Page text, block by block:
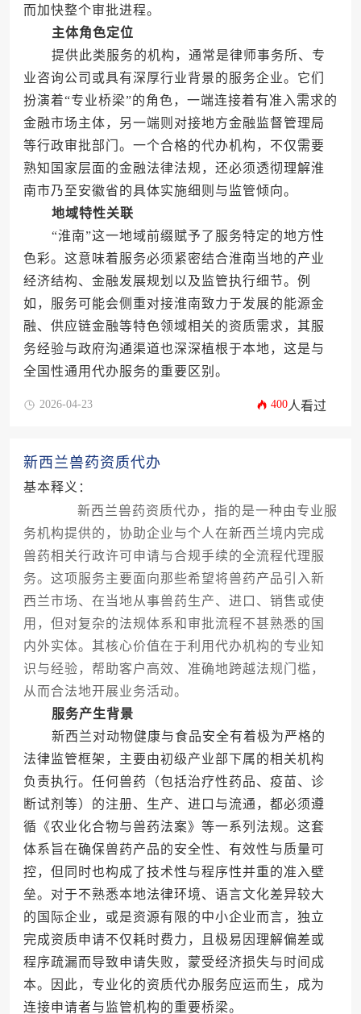
而加快整个审批进程。
主体角色定位
提供此类服务的机构，通常是律师事务所、专
业咨询公司或具有深厚行业背景的服务企业。它们
扮演着“专业桥梁”的角色，一端连接着有准入需求的
金融市场主体，另一端则对接地方金融监督管理局
等行政审批部门。一个合格的代办机构，不仅需要
熟知国家层面的金融法律法规，还必须透彻理解淮
南市乃至安徽省的具体实施细则与监管倾向。
地域特性关联
“淮南”这一地域前缀赋予了服务特定的地方性
色彩。这意味着服务必须紧密结合淮南当地的产业
经济结构、金融发展规划以及监管执行细节。例
如，服务可能会侧重对接淮南致力于发展的能源金
融、供应链金融等特色领域相关的资质需求，其服
务经验与政府沟通渠道也深深植根于本地，这是与
全国性通用代办服务的重要区别。
2026-04-23 400人看过
新西兰兽药资质代办
基本释义：
新西兰兽药资质代办，指的是一种由专业服
务机构提供的，协助企业与个人在新西兰境内完成
兽药相关行政许可申请与合规手续的全流程代理服
务。这项服务主要面向那些希望将兽药产品引入新
西兰市场、在当地从事兽药生产、进口、销售或使
用，但对复杂的法规体系和审批流程不甚熟悉的国
内外实体。其核心价值在于利用代办机构的专业知
识与经验，帮助客户高效、准确地跨越法规门槛，
从而合法地开展业务活动。
服务产生背景
新西兰对动物健康与食品安全有着极为严格的
法律监管框架，主要由初级产业部下属的相关机构
负责执行。任何兽药（包括治疗性药品、疫苗、诊
断试剂等）的注册、生产、进口与流通，都必须遵
循《农业化合物与兽药法案》等一系列法规。这套
体系旨在确保兽药产品的安全性、有效性与质量可
控，但同时也构成了技术性与程序性并重的准入壁
垒。对于不熟悉本地法律环境、语言文化差异较大
的国际企业，或是资源有限的中小企业而言，独立
完成资质申请不仅耗时费力，且极易因理解偏差或
程序疏漏而导致申请失败，蒙受经济损失与时间成
本。因此，专业化的资质代办服务应运而生，成为
连接申请者与监管机构的重要桥梁。